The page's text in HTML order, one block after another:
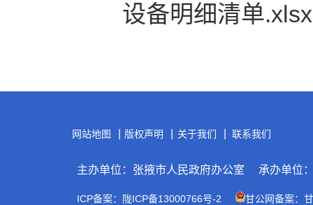
设备明细清单.xlsx
网站地图 版权声明 关于我们 联系我们
主办单位：张掖市人民政府办公室 承办单位
ICP备案：陇ICP备13000766号-2 甘公网备案：